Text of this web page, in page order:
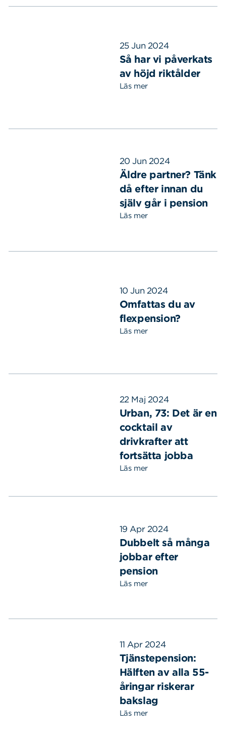
25 Jun 2024
Så har vi påverkats
av höjd riktålder
Läs mer
20 Jun 2024
Äldre partner? Tänk
då efter innan du
själv går i pension
Läs mer
10 Jun 2024
Omfattas du av
flexpension?
Läs mer
22 Maj 2024
Urban, 73: Det är en
cocktail av
drivkrafter att
fortsätta jobba
Läs mer
19 Apr 2024
Dubbelt så många
jobbar efter
pension
Läs mer
11 Apr 2024
Tjänstepension:
Hälften av alla 55-
åringar riskerar
bakslag
Läs mer